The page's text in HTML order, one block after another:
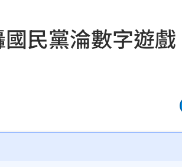
民黨淪數字遊